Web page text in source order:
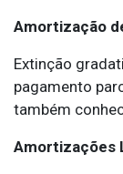
Amortização
Extinção
pagamento
também
Amortizações